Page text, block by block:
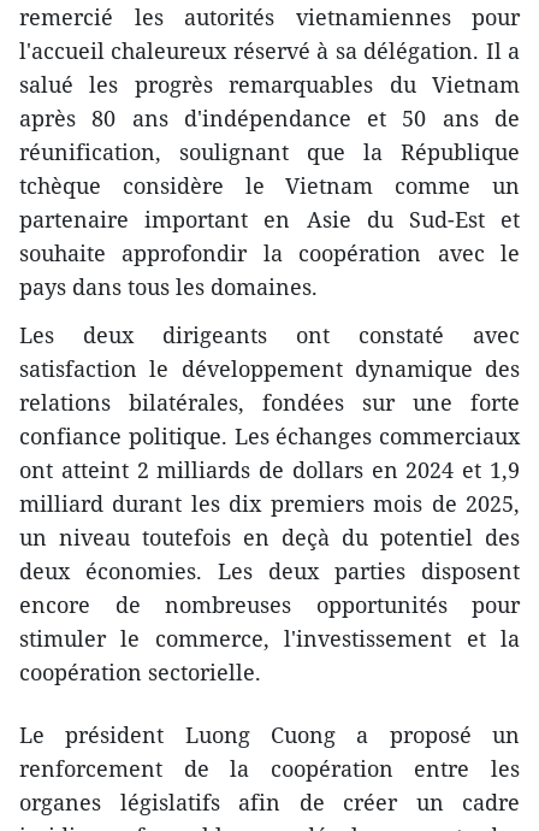
remercié les autorités vietnamiennes pour
l'accueil chaleureux réservé à sa délégation. Il a
salué les progrès remarquables du Vietnam
après 80 ans d'indépendance et 50 ans de
réunification, soulignant que la République
tchèque considère le Vietnam comme un
partenaire important en Asie du Sud-Est et
souhaite approfondir la coopération avec le
pays dans tous les domaines.
Les deux dirigeants ont constaté avec
satisfaction le développement dynamique des
relations bilatérales, fondées sur une forte
confiance politique. Les échanges commerciaux
ont atteint 2 milliards de dollars en 2024 et 1,9
milliard durant les dix premiers mois de 2025,
un niveau toutefois en deçà du potentiel des
deux économies. Les deux parties disposent
encore de nombreuses opportunités pour
stimuler le commerce, l'investissement et la
coopération sectorielle.
Le président Luong Cuong a proposé un
renforcement de la coopération entre les
organes législatifs afin de créer un cadre